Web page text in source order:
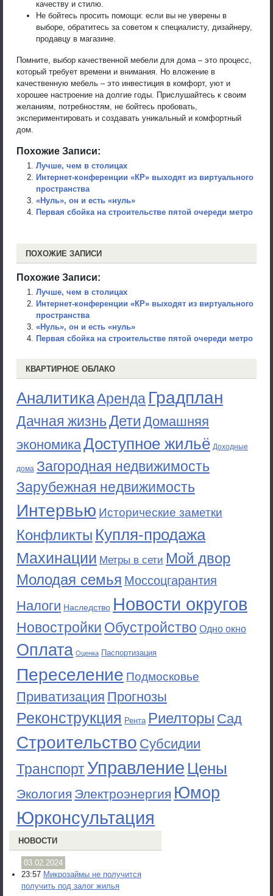
качеству и стилю.
Не бойтесь просить помощи: если вы не уверены в
выборе, обратитесь за советом к специалисту, дизайнеру,
продавцу в магазине.
Помните, выбор качественной мебели для дома – это процесс,
который требует времени и внимания. Но вложение в
качественную мебель – это инвестиция в комфорт, уют и
хорошее настроение на долгие годы. Прислушайтесь к своим
желаниям, потребностям, не бойтесь пробовать,
экспериментировать и создавать уникальный и комфортный
дом.
Похожие Записи:
Лучше, чем в столицах
Интернет-конференции «КР» выходят из виртуального
пространства
«Нуль», он и есть «нуль»
Первая сбойка на строительстве пятой очереди метро
ПОХОЖИЕ ЗАПИСИ
Похожие Записи:
Лучше, чем в столицах
Интернет-конференции «КР» выходят из виртуального
пространства
«Нуль», он и есть «нуль»
Первая сбойка на строительстве пятой очереди метро
КВАРТИРНОЕ ОБЛАКО
АналитикаАренда Градплан
Дачная жизньДети Домашняя
экономикаДоступное жильё Доходные
дома Загородная недвижимость
Зарубежная недвижимость
Интервью Исторические заметки
Конфликты Купля-продажа
Махинации Метры в сети Мой двор
Молодая семья Моссоцгарантия
Налоги Наследство Новости округов
Новостройки Обустройство Одно окно
Оплата Оценка Паспортизация
Переселение Подмосковье
Приватизация Прогнозы
Реконструкция Рента Риелторы Сад
Строительство Субсидии
ТранспортУправление Цены
Экология Электроэнергия Юмор
Юрконсультация
НОВОСТИ
03.02.2024
23:57 Микрозаймы не получится
получить под залог жилья